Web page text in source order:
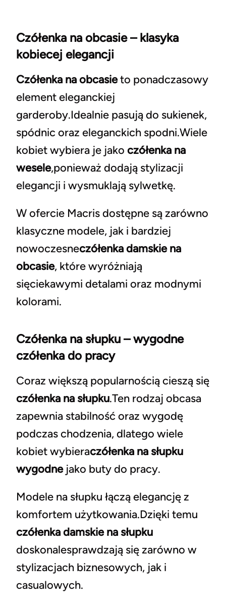
Czółenka na obcasie – klasyka
kobiecej elegancji
Czółenka na obcasieto ponadczasowy
element eleganckiej
garderoby.Idealnie pasują do sukienek,
spódnic oraz eleganckich spodni.Wiele
kobiet wybiera je jako czółenka na
wesele,ponieważ dodają stylizacji
elegancji i wysmuklają sylwetkę.
W ofercie Macris dostępne są zarówno
klasyczne modele, jak i bardziej
nowoczesneczółenka damskie na
obcasie, które wyróżniają
sięciekawymi detalami oraz modnymi
kolorami.
Czółenka na słupku – wygodne
czółenka do pracy
Coraz większą popularnością cieszą się
czółenka na słupku.Ten rodzaj obcasa
zapewnia stabilność oraz wygodę
podczas chodzenia, dlatego wiele
kobiet wybieraczółenka na słupku
wygodnejako buty do pracy.
Modele na słupku łączą elegancję z
komfortem użytkowania.Dzięki temu
czółenka damskie na słupku
doskonalesprawdzają się zarówno w
stylizacjach biznesowych, jak i
casualowych.